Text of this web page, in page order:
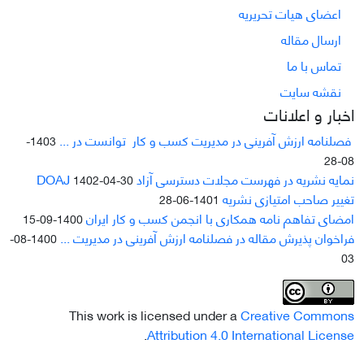
اعضای هیات تحریریه
ارسال مقاله
تماس با ما
نقشه سایت
اخبار و اعلانات
فصلنامه ارزش آفرینی در مدیریت کسب و کار توانست در ...
1403-
08-28
نمایه نشریه در فهرست مجلات دسترسی آزاد DOAJ1402-04-30
تغییر صاحب امتیازی نشریه 1401-06-28
امضای تفاهم نامه همکاری با انجمن کسب و کار ایران1400-09-15
فراخوان پذیرش مقاله در فصلنامه ارزش آفرینی در مدیریت ...
1400-08-
03
This work is licensed under aCreative Commons
Attribution 4.0 International License
.